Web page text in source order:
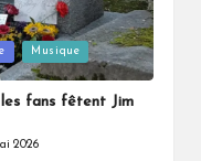
Musique
fans fêtent Jim
2026